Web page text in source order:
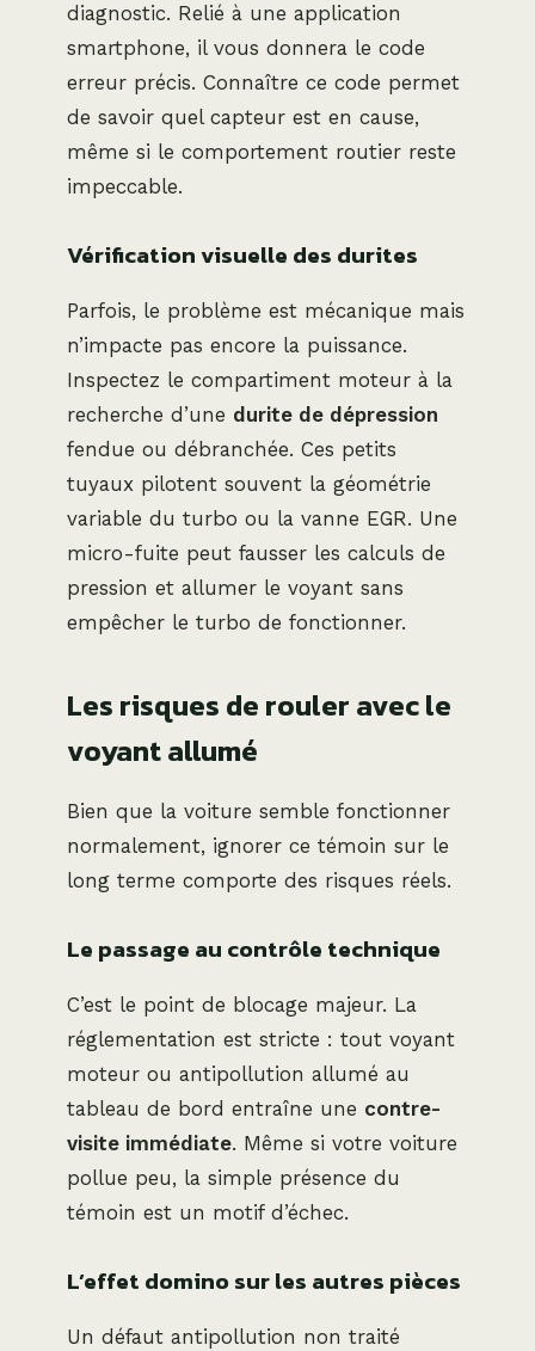
diagnostic. Relié à une application
smartphone, il vous donnera le code
erreur précis. Connaître ce code permet
de savoir quel capteur est en cause,
même si le comportement routier reste
impeccable.
Vérification visuelle des durites
Parfois, le problème est mécanique mais
n’impacte pas encore la puissance.
Inspectez le compartiment moteur à la
recherche d’une durite de dépression
fendue ou débranchée. Ces petits
tuyaux pilotent souvent la géométrie
variable du turbo ou la vanne EGR. Une
micro-fuite peut fausser les calculs de
pression et allumer le voyant sans
empêcher le turbo de fonctionner.
Les risques de rouler avec le
voyant allumé
Bien que la voiture semble fonctionner
normalement, ignorer ce témoin sur le
long terme comporte des risques réels.
Le passage au contrôle technique
C’est le point de blocage majeur. La
réglementation est stricte : tout voyant
moteur ou antipollution allumé au
tableau de bord entraîne une contre-
visite immédiate. Même si votre voiture
pollue peu, la simple présence du
témoin est un motif d’échec.
L’effet domino sur les autres pièces
Un défaut antipollution non traité